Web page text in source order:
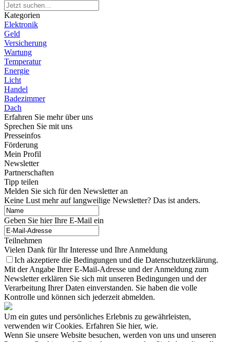
Kategorien
Elektronik
Geld
Versicherung
Wartung
Temperatur
Energie
Licht
Handel
Badezimmer
Dach
Erfahren Sie mehr über uns
Sprechen Sie mit uns
Presseinfos
Förderung
Mein Profil
Newsletter
Partnerschaften
Tipp teilen
Melden Sie sich für den Newsletter an
Keine Lust mehr auf langweilige Newsletter? Das ist anders.
Geben Sie hier Ihre E-Mail ein
Teilnehmen
Vielen Dank für Ihr Interesse und Ihre Anmeldung
Ich akzeptiere die Bedingungen und die Datenschutzerklärung.
Mit der Angabe Ihrer E-Mail-Adresse und der Anmeldung zum
Newsletter erklären Sie sich mit unseren Bedingungen und der
Verarbeitung Ihrer Daten einverstanden. Sie haben die volle
Kontrolle und können sich jederzeit abmelden.
Um ein gutes und persönliches Erlebnis zu gewährleisten,
verwenden wir Cookies. Erfahren Sie hier, wie.
Wenn Sie unsere Website besuchen, werden von uns und unseren